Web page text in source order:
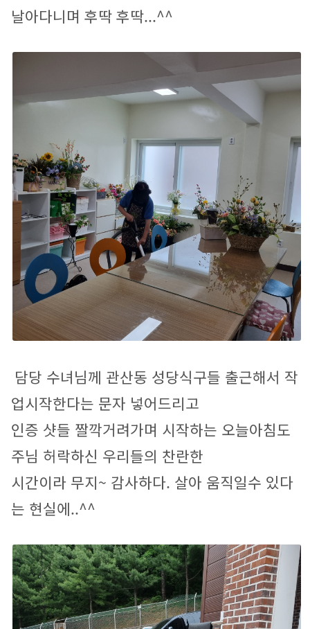
날아다니며 후딱 후딱...^^
담당 수녀님께 관산동 성당식구들 출근해서 작
업시작한다는 문자 넣어드리고
인증 샷들 짤깍거려가며 시작하는 오늘아침도
주님 허락하신 우리들의 찬란한
시간이라 무지~ 감사하다. 살아 움직일수 있다
는 현실에..^^